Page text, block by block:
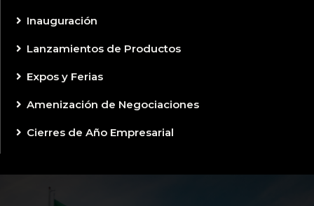
Inauguración
Lanzamientos de Productos
Expos y Ferias
Amenización de Negociaciones
Cierres de Año Empresarial